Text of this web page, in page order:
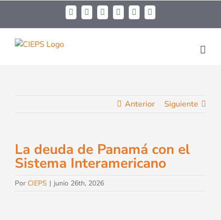
Anterior Siguiente
La deuda de Panamá con el
Sistema Interamericano
Por CIEPS | junio 26th, 2026